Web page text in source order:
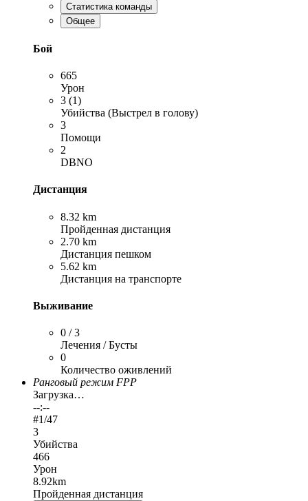
Статистика команды
Общее
Бой
665
Урон
3 (1)
Убийства (Выстрел в голову)
3
Помощи
2
DBNO
Дистанция
8.32 km
Пройденная дистанция
2.70 km
Дистанция пешком
5.62 km
Дистанция на транспорте
Выживание
0 / 3
Лечения / Бусты
0
Количество оживлений
Ранговый режим FPP
Загрузка…
--:--
#1/47
3
Убийства
466
Урон
8.92km
Пройденная дистанция